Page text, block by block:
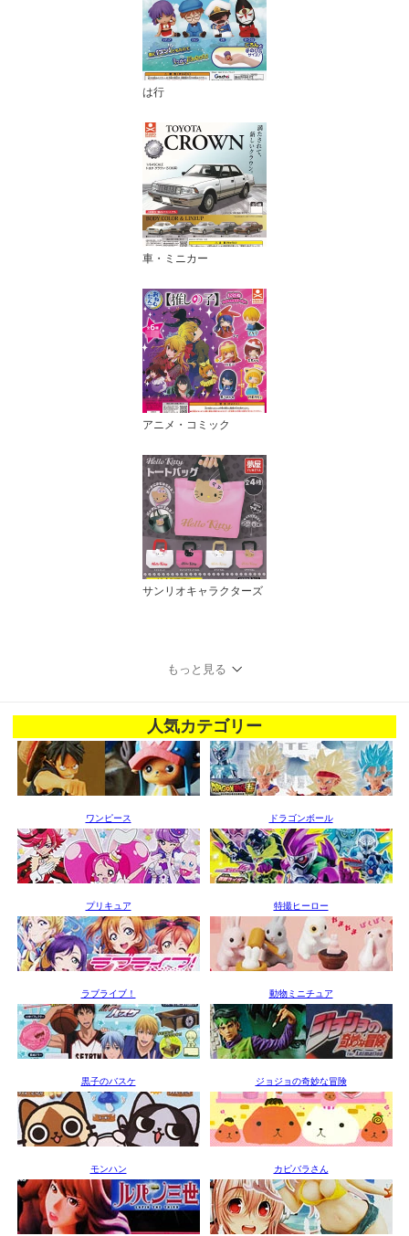
は行
車・ミニカー
アニメ・コミック
サンリオキャラクターズ
もっと見る
人気カテゴリー
ワンピース ドラゴンボール
プリキュア 特撮ヒーロー
ラブライブ！ 動物ミニチュア
黒子のバスケ ジョジョの奇妙な冒険
モンハン カピバラさん